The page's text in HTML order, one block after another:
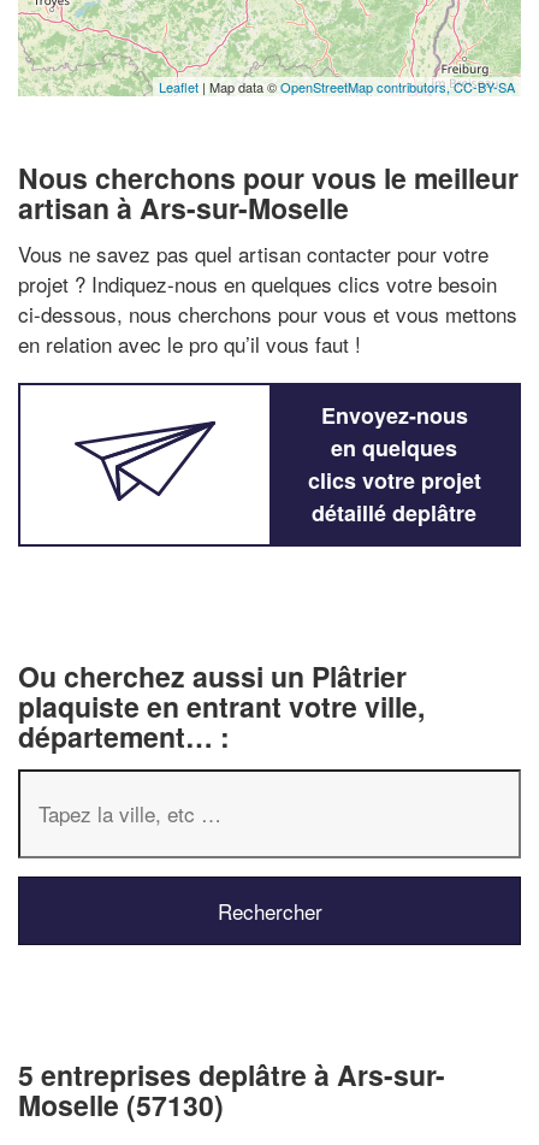
Leaflet | Map data ©OpenStreetMap contributors,CC-BY-SA
Nous cherchons pour vous le meilleur
artisan à Ars-sur-Moselle
Vous ne savez pas quel artisan contacter pour votre
projet ? Indiquez-nous en quelques clics votre besoin
ci-dessous, nous cherchons pour vous et vous mettons
en relation avec le pro qu’il vous faut !
Envoyez-nous
en quelques
clics votre projet
détaillé deplâtre
Ou cherchez aussi un Plâtrier
plaquiste en entrant votre ville,
département… :
5 entreprises deplâtre à Ars-sur-
Moselle (57130)